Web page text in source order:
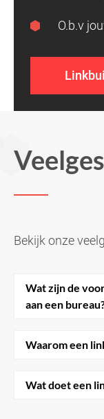
O.b.v
Bekijk onze
Wat zijn de
aan een
Waarom een
Wat doet een